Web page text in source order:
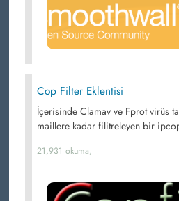
Cop Filter Eklentisi
İçerisinde Clamav ve Fprot virüs
maillere kadar filitreleyen bir
21,931 okuma,